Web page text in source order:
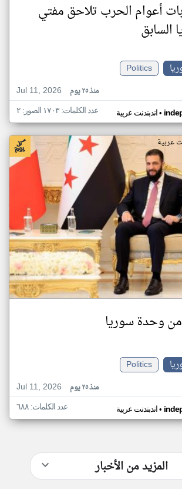
أعوام الحرب تلاحق مفتي
السابق
Politics
Jul 11, 2026
منذ ٢٥ يوم
اندبندنت عربية• عدد الكلمات: ١٧٠٣ الصور: ٢
عربية
من وحدة سوريا
Politics
Jul 11, 2026
منذ ٢٥ يوم
اندبندنت عربية• عدد الكلمات: ٦٨٨
المزيد من الأخبار